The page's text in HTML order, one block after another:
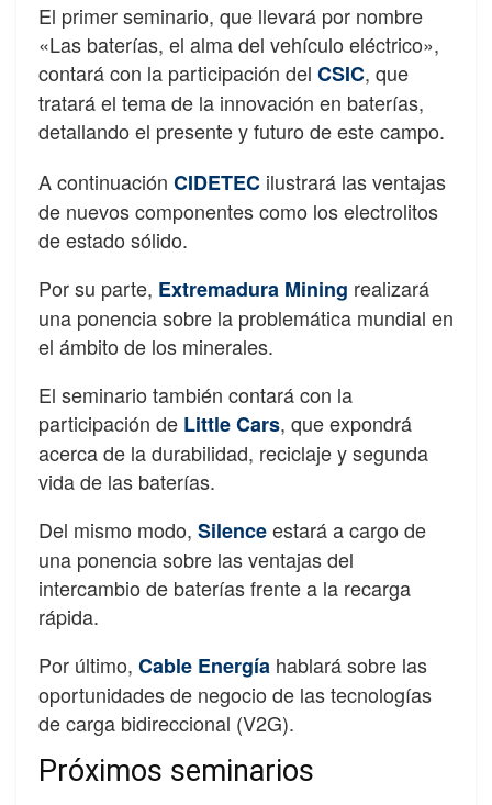
El primer seminario, que llevará por nombre
«Las baterías, el alma del vehículo eléctrico»,
contará con la participación del CSIC, que
tratará el tema de la innovación en baterías,
detallando el presente y futuro de este campo.
A continuación CIDETEC ilustrará las ventajas
de nuevos componentes como los electrolitos
de estado sólido.
Por su parte, Extremadura Mining realizará
una ponencia sobre la problemática mundial en
el ámbito de los minerales.
El seminario también contará con la
participación de Little Cars, que expondrá
acerca de la durabilidad, reciclaje y segunda
vida de las baterías.
Del mismo modo, Silenceestará a cargo de
una ponencia sobre las ventajas del
intercambio de baterías frente a la recarga
rápida.
Por último, Cable Energía hablará sobre las
oportunidades de negocio de las tecnologías
de carga bidireccional (V2G).
Próximos seminarios